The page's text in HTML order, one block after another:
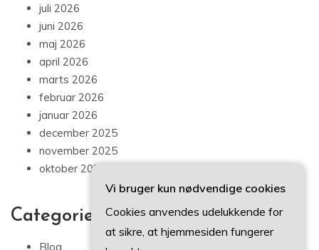
juli 2026
juni 2026
maj 2026
april 2026
marts 2026
februar 2026
januar 2026
december 2025
november 2025
oktober 2025
Categories
Blog
Vi bruger kun nødvendige cookies
Cookies anvendes udelukkende for
at sikre, at hjemmesiden fungerer